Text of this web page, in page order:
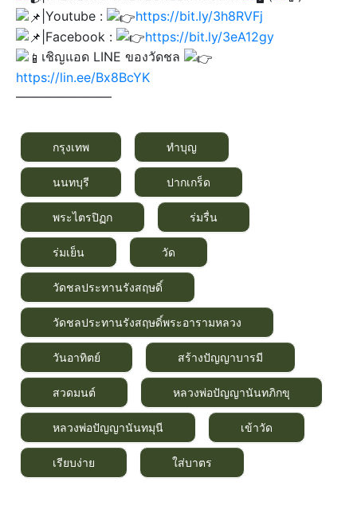
|Youtube :
https://bit.ly/3h8RVFj
|Facebook :
https://bit.ly/3eA12gy
เชิญแอด LINE ของวัดชล
https://lin.ee/Bx8BcYK
———————–
กรุงเทพ ทำบุญ
นนทบุรี ปากเกร็ด
พระไตรปิฏก ร่มรื่น
ร่มเย็น วัด
วัดชลประทานรังสฤษดิ์
วัดชลประทานรังสฤษดิ์พระอารามหลวง
วันอาทิตย์ สร้างปัญญาบารมี
สวดมนต์ หลวงพ่อปัญญานันทภิกขุ
หลวงพ่อปัญญานันทมุนี เข้าวัด
เรียบง่าย ใส่บาตร